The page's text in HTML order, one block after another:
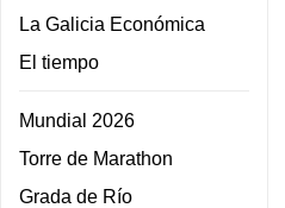
La Galicia Económica
El tiempo
Mundial 2026
Torre de Marathon
Grada de Río